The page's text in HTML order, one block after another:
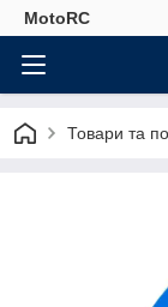
MotoRC
Товари та